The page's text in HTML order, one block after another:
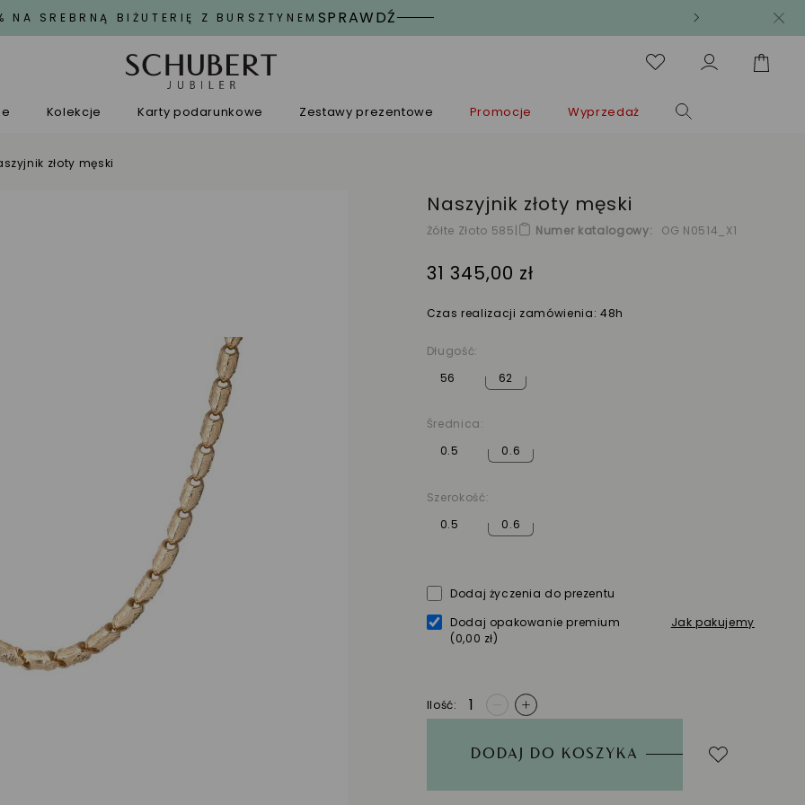
NA SREBRNĄ BIŻUTERIĘ Z BURSZTYNEM SPRAWDŹ
Kolekcje Karty podarunkowe Zestawy prezentowe Promocje Wyprzedaż
złoty męski
Naszyjnik złoty męski
Żółte Złoto 585| Numer katalogowy OG N0514_X1
31 345,00 zł
Czas realizacji zamówienia: 48h
Długość:
56
62
Średnica:
0.5
0.6
Szerokość:
0.5
0.6
Dodaj życzenia do prezentu
Dodaj opakowanie premium
(0,00 zł)
Jak pakujemy
Ilość +
DODAJ DO KOSZYKA